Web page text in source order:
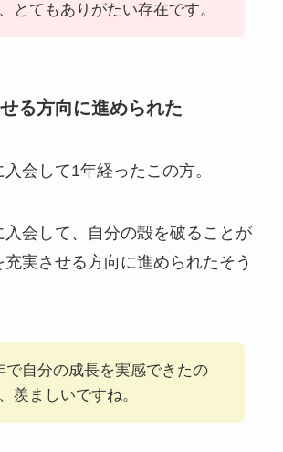
とてもありがたい存在です。
る方向に進められた
会して1年経ったこの方。
入会して、自分の殻を破ることが
実させる方向に進められたそう
で自分の成長を実感できたの
羨ましいですね。